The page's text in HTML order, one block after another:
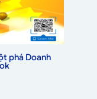
phá Doanh